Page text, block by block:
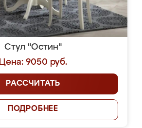
Стул "Остин"
Цена: 9050 руб.
РАССЧИТАТЬ
ПОДРОБНЕЕ